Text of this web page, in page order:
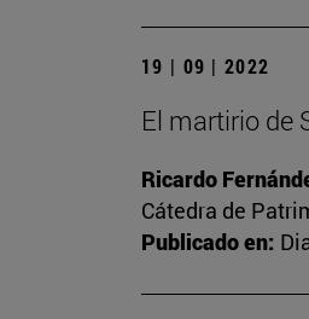
19 | 09 | 2022
El martirio de
Ricardo
Cátedra de
Publicado en: